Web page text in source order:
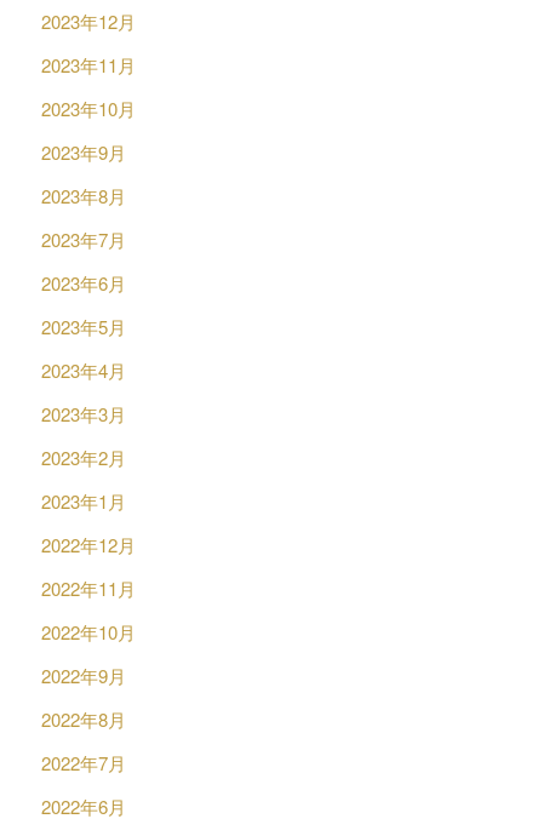
2023年12月
2023年11月
2023年10月
2023年9月
2023年8月
2023年7月
2023年6月
2023年5月
2023年4月
2023年3月
2023年2月
2023年1月
2022年12月
2022年11月
2022年10月
2022年9月
2022年8月
2022年7月
2022年6月